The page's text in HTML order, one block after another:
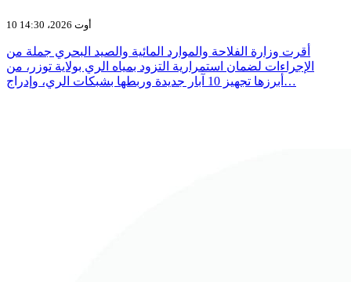
10 أوت 2026، 14:30
أقرت وزارة الفلاحة والموارد المائية والصيد البحري جملة من
الإجراءات لضمان استمرارية التزود بمياه الري بولاية توزر، من
أبرزها تجهيز 10 آبار جديدة وربطها بشبكات الري، وإدراج…